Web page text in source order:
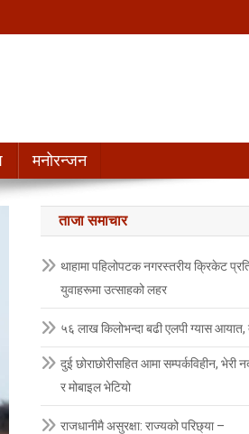
मनोरन्जन
ताजा समाचार
थाहामा पहिलोपटक नगरस्तरीय क्रिकेट
युवाहरूमा उत्साहको लहर
५६ लाख किलोभन्दा बढी एलपी ग्यास
दुई छोराछोरीसहित आमा सम्पर्कविहीन, भेरी
र मोबाइल भेटियो
राजधानीमै असुरक्षा: राज्यको परिछ्या –